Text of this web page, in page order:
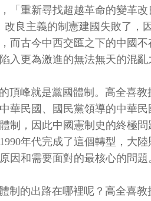
「 重新尋找超越革命的變革
良主義的制憲建國失敗了，
，而古今中西交匯之下的中國
入更為激進的無法無天的混亂
頂峰就是黨國體制。 高全喜教
華民國、
國民黨領導的中華
制， 因此中國憲制史的終極
年代完成了這個轉型， 大陸
因和需要面對的最核心的問題
制的出路在哪裡呢？高全喜